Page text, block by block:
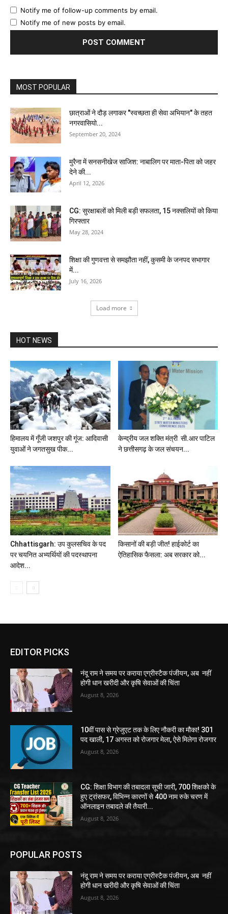
Notify me of follow-up comments by email.
Notify me of new posts by email.
MOST POPULAR
छात्राओं ने दौड़ लगाकर "स्वच्छता ही सेवा अभियान" के तहत
नगरवासियो...
September 20, 2024
मुरैना में सनसनीखेज साजिश: नाबालिग पर माता-पिता को जहर
देने की...
April 12, 2026
CG: सुरक्षाबलों को मिली बड़ी सफलता, 15 नक्सलियों को किया
गिरफ्तार
May 28, 2024
शिक्षा की गुणवत्ता से समझौता नहीं, कुसमी के जनपद सभागार
में...
July 16, 2026
Load more
HOT NEWS
हिमालय में गूँजी जशपुर की गूंज: आदिवासी
युवाओं ने जगतसुख पीक...
केन्द्रीय जल शक्ति मंत्री सी.आर पाटिल
ने छत्तीसगढ़ के जल संचयन...
Chhattisgarh: उप कुलसचिव के पद
पर चयनित अभ्यर्थियों की पदस्थापना
आदेश...
किसानों की बड़ी जीत! हाईकोर्ट का
ऐतिहासिक फैसला: अब सरकार को...
EDITOR PICKS
नंदू राम ने समय पर कराया एग्रीस्टैक पंजीयन, अब नहीं
होगी धान खरीदी और कृषि सेवाओं की चिंता
August 8, 2026
10वीं पास से ग्रेजुएट तक के लिए नौकरी का मौका! 301
पद खाली, 17 अगस्त को रोजगार मेला, ऐसे मिलेगा रोजगार
August 8, 2026
CG: शिक्षा विभाग की तबादला सूची जारी, 700 शिक्षको के
हुए ट्रांसफर, विभिन्न कारणों से 400 नाम रुके चरण में
ऑनलाइन तबादले की तैयारी...
August 8, 2026
POPULAR POSTS
नंदू राम ने समय पर कराया एग्रीस्टैक पंजीयन, अब नहीं
होगी धान खरीदी और कृषि सेवाओं की चिंता
August 8, 2026